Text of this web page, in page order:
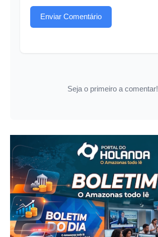
Enviar Comentário
Seja o primeiro a comentar!